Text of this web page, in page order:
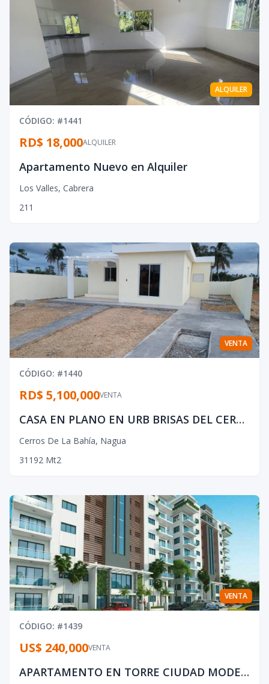
ALQUILER
CÓDIGO: #1441
ALQUILER
RD$ 18,000
Apartamento Nuevo en Alquiler
Los Valles, Cabrera
21 1
VENTA
CÓDIGO: #1440
VENTA
RD$ 5,100,000
CASA EN PLANO EN URB BRISAS DEL CERRO
Cerros De La Bahía, Nagua
31 192 Mt2
VENTA
CÓDIGO: #1439
VENTA
US$ 240,000
APARTAMENTO EN TORRE CIUDAD MODELO